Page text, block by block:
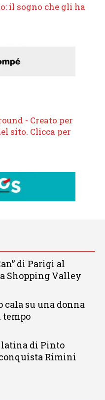
il sogno che gli ha
di Parigi al
Shopping Valley
cala su una donna
latina di Pinto
Rimini